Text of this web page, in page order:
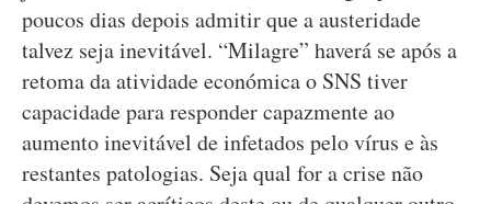
poucos dias depois admitir que a austeridade
talvez seja inevitável. “Milagre” haverá se após a
retoma da atividade económica o SNS tiver
capacidade para responder capazmente ao
aumento inevitável de infetados pelo vírus e às
restantes patologias. Seja qual for a crise não